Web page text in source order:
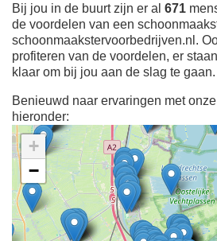
Bij jou in de buurt zijn er al 671
de voordelen van een
schoonmaakstervoorbedrijven.nl.
profiteren van de voordelen, er staan
klaar om bij jou aan de slag te gaan.
Benieuwd naar ervaringen met
hieronder:
Ontdek meer
Schoonmaakster bij
jou in de buurt
+
−